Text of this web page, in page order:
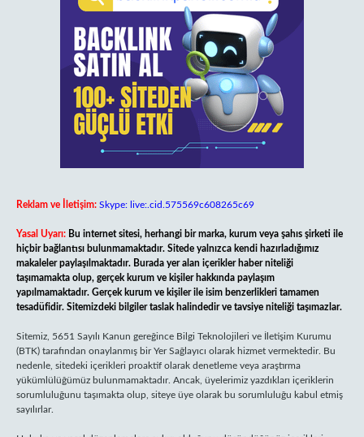
Reklam ve İletişim: Skype: live:.cid.575569c608265c69
Yasal Uyarı: Bu internet sitesi, herhangi bir marka, kurum veya şahıs şirketi ile
hiçbir bağlantısı bulunmamaktadır. Sitede yalnızca kendi hazırladığımız
makaleler paylaşılmaktadır. Burada yer alan içerikler haber niteliği
taşımamakta olup, gerçek kurum ve kişiler hakkında paylaşım
yapılmamaktadır. Gerçek kurum ve kişiler ile isim benzerlikleri tamamen
tesadüfidir. Sitemizdeki bilgiler taslak halindedir ve tavsiye niteliği taşımazlar.
Sitemiz, 5651 Sayılı Kanun gereğince Bilgi Teknolojileri ve İletişim Kurumu
(BTK) tarafından onaylanmış bir Yer Sağlayıcı olarak hizmet vermektedir. Bu
nedenle, sitedeki içerikleri proaktif olarak denetleme veya araştırma
yükümlülüğümüz bulunmamaktadır. Ancak, üyelerimiz yazdıkları içeriklerin
sorumluluğunu taşımakta olup, siteye üye olarak bu sorumluluğu kabul etmiş
sayılırlar.